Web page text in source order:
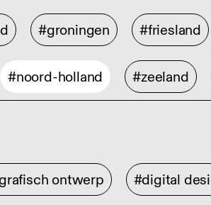
#groningen #friesland
#noord-holland #zeeland
ontwerp #digital